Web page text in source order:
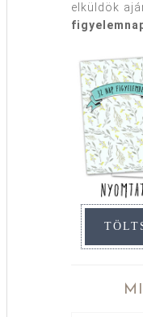
elküldök